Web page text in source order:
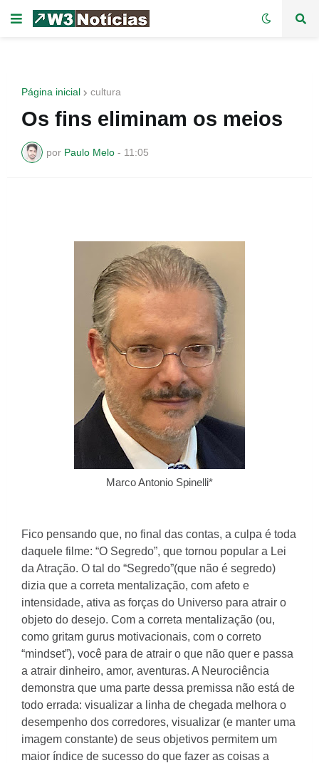
Página inicial cultura
Os fins eliminam os meios
por Paulo Melo - 11:05
Marco Antonio Spinelli*
Fico pensando que, no final das contas, a culpa é toda
daquele filme: “O Segredo”, que tornou popular a Lei
da Atração. O tal do “Segredo”(que não é segredo)
dizia que a correta mentalização, com afeto e
intensidade, ativa as forças do Universo para atrair o
objeto do desejo. Com a correta mentalização (ou,
como gritam gurus motivacionais, com o correto
“mindset”), você para de atrair o que não quer e passa
a atrair dinheiro, amor, aventuras. A Neurociência
demonstra que uma parte dessa premissa não está de
todo errada: visualizar a linha de chegada melhora o
desempenho dos corredores, visualizar (e manter uma
imagem constante) de seus objetivos permitem um
maior índice de sucesso do que fazer as coisas a